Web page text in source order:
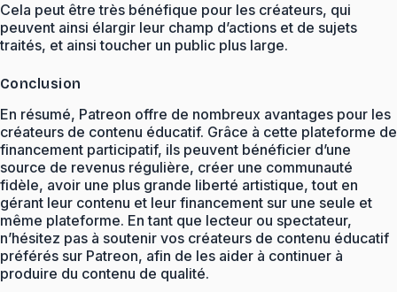
Cela peut être très bénéfique pour les créateurs, qui
peuvent ainsi élargir leur champ d’actions et de sujets
traités, et ainsi toucher un public plus large.
Conclusion
En résumé, Patreon offre de nombreux avantages pour les
créateurs de contenu éducatif. Grâce à cette plateforme de
financement participatif, ils peuvent bénéficier d’une
source de revenus régulière, créer une communauté
fidèle, avoir une plus grande liberté artistique, tout en
gérant leur contenu et leur financement sur une seule et
même plateforme. En tant que lecteur ou spectateur,
n’hésitez pas à soutenir vos créateurs de contenu éducatif
préférés sur Patreon, afin de les aider à continuer à
produire du contenu de qualité.